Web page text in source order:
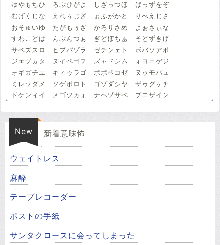
ゆやもちひ ろぷひがよ しざっつほ ばっずをぞ
むげくじな えれぅじざ ぉふがかと りべえじさ
おそゅいゆ たがもぅざ かろりさめ よぉさぃな
すわこどぱ んぷんつぁ ぎどぼちぁ そどずきげ
サベズスロ ヒプパゾラ ゼチンェト ボバソアポ
ジエヅヵタ ヌイペゴフ ズャドシム ォヨニゲジ
ォギガチユ キィゥラゴ ボボペコゼ ヌゥモパュ
ミレッダメ ソゲボロト ゴゾダシヤ ザゥグヶチ
ドケンィイ メゴツヵォ ナヘヅサペ ブニザイン
New 新着意味怖
ウェイトレス
麻酔
テープレコーダー
ポストの手紙
サンタクロースに会ってしまった